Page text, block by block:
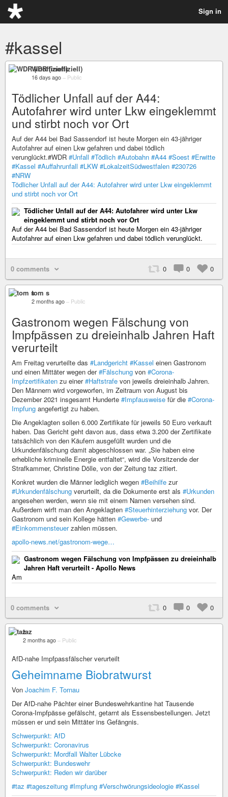
Sign in
#kassel
WDR (inoffiziell)
16 days ago – Public
Tödlicher Unfall auf der A44:
Autofahrer wird unter Lkw eingeklemmt
und stirbt noch vor Ort
Auf der A44 bei Bad Sassendorf ist heute Morgen ein 43-jähriger
Autofahrer auf einen Lkw gefahren und dabei tödlich
verunglückt.#WDR #Unfall #Tödlich #Autobahn #A44 #Soest #Erwitte
#Kassel #Auffahrunfall #LKW #LokalzeitSüdwestfalen #230726
#NRW
Tödlicher Unfall auf der A44: Autofahrer wird unter Lkw eingeklemmt
und stirbt noch vor Ort
Tödlicher Unfall auf der A44: Autofahrer wird unter Lkw
eingeklemmt und stirbt noch vor Ort
Auf der A44 bei Bad Sassendorf ist heute Morgen ein 43-jähriger
Autofahrer auf einen Lkw gefahren und dabei tödlich verunglückt.
0 comments 0 0 0
tom s
2 months ago – Public
Gastronom wegen Fälschung von
Impfpässen zu dreieinhalb Jahren Haft
verurteilt
Am Freitag verurteilte das #Landgericht #Kassel einen Gastronom
und einen Mittäter wegen der#Fälschung von #Corona-
Impfzertifikaten zu einer#Haftstrafe von jeweils dreieinhalb Jahren.
Den Männern wird vorgeworfen, im Zeitraum von August bis
Dezember 2021 insgesamt Hunderte #Impfausweise für die #Corona-
Impfung angefertigt zu haben.
Die Angeklagten sollen 6.000 Zertifikate für jeweils 50 Euro verkauft
haben. Das Gericht geht davon aus, dass etwa 3.200 der Zertifikate
tatsächlich von den Käufern ausgefüllt wurden und die
Urkundenfälschung damit abgeschlossen war. „Sie haben eine
erhebliche kriminelle Energie entfaltet“, wird die Vorsitzende der
Strafkammer, Christine Dölle, von der Zeitung taz zitiert.
Konkret wurden die Männer lediglich wegen #Beihilfe zur
#Urkundenfälschung verurteilt, da die Dokumente erst als #Urkunden
angesehen werden, wenn sie mit einem Namen versehen sind.
Außerdem wirft man den Angeklagten #Steuerhinterziehung vor. Der
Gastronom und sein Kollege hätten #Gewerbe- und
#Einkommensteuerzahlen müssen.
apollo-news.net/gastronom-wege…
Gastronom wegen Fälschung von Impfpässen zu dreieinhalb
Jahren Haft verurteilt - Apollo News
Am
0 comments 0 0 0
taz
2 months ago – Public
AfD-nahe Impfpassfälscher verurteilt
Geheimname Biobratwurst
Von Joachim F. Tornau
Der AfD-nahe Pächter einer Bundeswehrkantine hat Tausende
Corona-Impfpässe gefälscht, getarnt als Essensbestellungen. Jetzt
müssen er und sein Mittäter ins Gefängnis.
Schwerpunkt: AfD
Schwerpunkt: Coronavirus
Schwerpunkt: Mordfall Walter Lübcke
Schwerpunkt: Bundeswehr
Schwerpunkt: Reden wir darüber
#taz #tageszeitung #Impfung #Verschwörungsideologie #Kassel